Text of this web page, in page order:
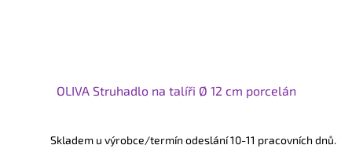
OLIVA Struhadlo na talíři Ø 12 cm porcelán
Skladem u výrobce/termín odeslání 10-11 pracovních dnů.